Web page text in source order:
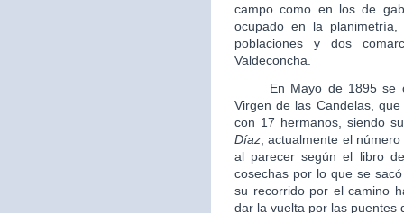
campo como en los de
ocupado en la
poblaciones y dos
Valdeconcha.
En Mayo de 1895 se
Virgen de las Candelas,
con 17 hermanos, siendo
Díaz , actualmente el
al parecer según el libro
cosechas por lo que se
su recorrido por el camino
dar la vuelta por las puentes